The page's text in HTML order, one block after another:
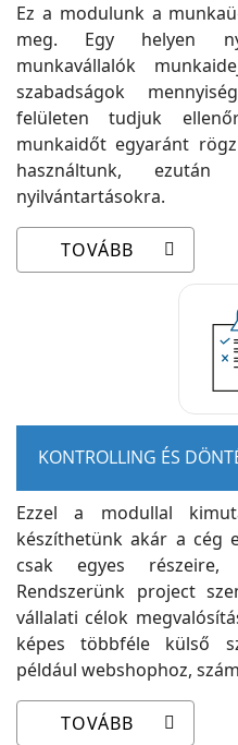
Ez a modulunk a
meg. Egy helyen
munkavállalók
szabadságok
felületen tudjuk
munkaidőt egyaránt
használtunk,
nyilvántartásokra.
TOVÁBB
KONTROLLING ÉS
Ezzel a modullal
készíthetünk akár a cég
csak egyes részeire,
Rendszerünk project
vállalati célok
képes többféle külső
például webshophoz,
TOVÁBB